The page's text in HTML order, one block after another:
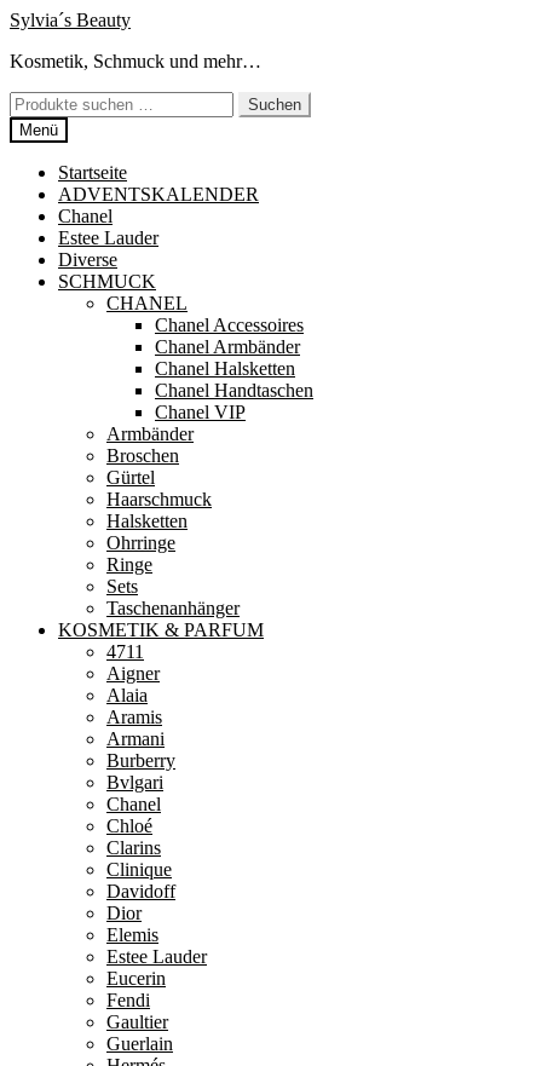
Zur
springen
Zum
springen
Sylvia´s Beauty
Kosmetik, Schmuck und mehr…
Suchen
nach:
Suchen
Menü
Startseite
ADVENTSKALENDER
Chanel
Estee Lauder
Diverse
SCHMUCK
CHANEL
Chanel Accessoires
Chanel Armbänder
Chanel Halsketten
Chanel Handtaschen
Chanel VIP
Armbänder
Broschen
Gürtel
Haarschmuck
Halsketten
Ohrringe
Ringe
Sets
Taschenanhänger
KOSMETIK & PARFUM
4711
Aigner
Alaia
Aramis
Armani
Burberry
Bvlgari
Chanel
Chloé
Clarins
Clinique
Davidoff
Dior
Elemis
Estee Lauder
Eucerin
Fendi
Gaultier
Guerlain